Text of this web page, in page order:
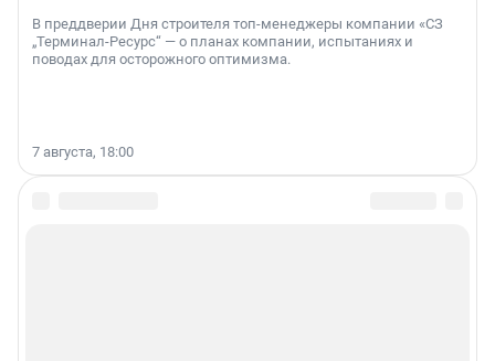
В преддверии Дня строителя топ-менеджеры компании «СЗ
„Терминал-Ресурс“ — о планах компании, испытаниях и
поводах для осторожного оптимизма.
7 августа, 18:00